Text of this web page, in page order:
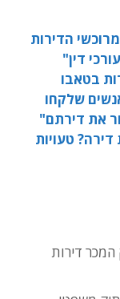
עו"ד אילן שרקון: "50%-60% מרוכשי הדירות
דין"
בטאבו
שלקחו
את דירתם"
טעויות
המכר דירות